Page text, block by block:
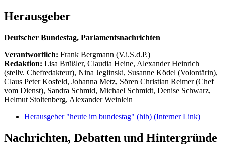
Herausgeber
Deutscher Bundestag, Parlamentsnachrichten
Verantwortlich: Frank Bergmann (V.i.S.d.P.)
Redaktion: Lisa Brüßler, Claudia Heine, Alexander Heinrich
(stellv. Chefredakteur), Nina Jeglinski, Susanne Ködel (Volontärin),
Claus Peter Kosfeld, Johanna Metz, Sören Christian Reimer (Chef
vom Dienst), Sandra Schmid, Michael Schmidt, Denise Schwarz,
Helmut Stoltenberg, Alexander Weinlein
Herausgeber "heute im bundestag" (hib) (Interner Link)
Nachrichten, Debatten und Hintergründe